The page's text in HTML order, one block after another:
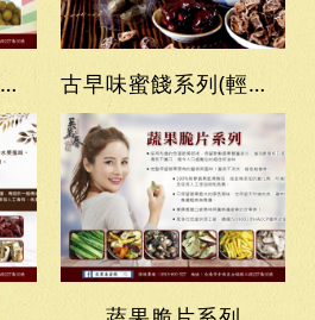
古早味蜜餞系列(復古袋裝) 古早味蜜餞系列(輕巧隨手包)